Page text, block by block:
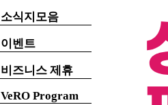
소식지모음
이벤트
비즈니스 제휴
VeRO Program